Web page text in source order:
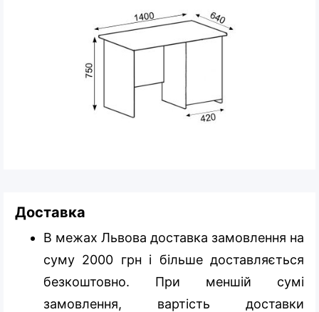
Доставка
В межах Львова доставка замовлення на
суму 2000 грн і більше доставляється
безкоштовно. При меншій сумі
замовлення, вартість доставки